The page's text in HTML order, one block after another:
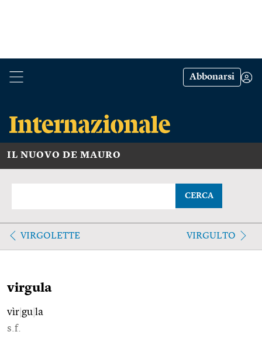
Abbonarsi
IL NUOVO DE MAURO
CERCA
VIRGOLETTE VIRGULTO
virgula
vìr gu la
s.f.